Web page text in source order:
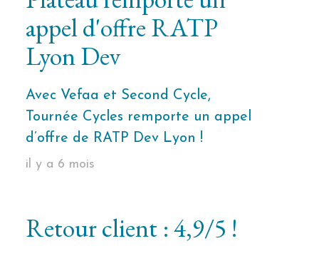
appel d'offre RATP
Lyon Dev
Avec Vefaa et Second Cycle,
Tournée Cycles remporte un appel
d’offre de RATP Dev Lyon !
il y a 6 mois
Retour client : 4,9/5 !